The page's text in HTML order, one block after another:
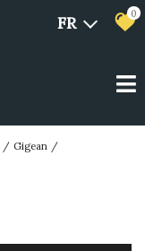
FR 0
Gigean